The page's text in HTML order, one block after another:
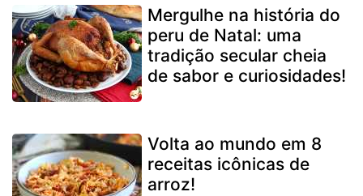
Mergulhe na história do
peru de Natal: uma
tradição secular cheia
de sabor e curiosidades!
Volta ao mundo em 8
receitas icônicas de
arroz!